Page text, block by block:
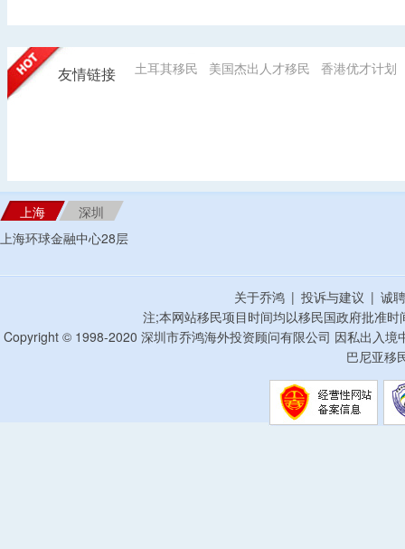
友情链接 土耳其移民 美国杰出人才移民 香港优才计划
上海
深圳
上海环球金融中心28层
关于乔鸿 | 投诉与建议 | 诚
注;本网站移民项目时间均以移民国政府批准
Copyright © 1998-2020 深圳市乔鸿海外投资顾问有限公司 因私出入
巴尼亚移